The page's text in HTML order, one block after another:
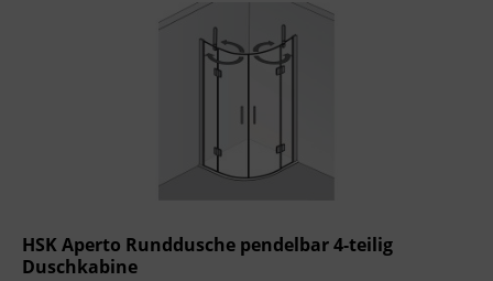
HSK Aperto Runddusche pendelbar 4-teilig
Duschkabine